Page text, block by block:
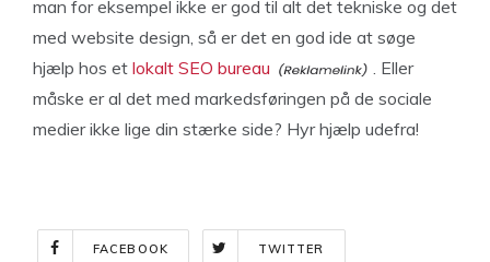
man for eksempel ikke er god til alt det tekniske og det
med website design, så er det en god ide at søge
hjælp hos et lokalt SEO bureau
. Eller
måske er al det med markedsføringen på de sociale
medier ikke lige din stærke side? Hyr hjælp udefra!
FACEBOOK TWITTER